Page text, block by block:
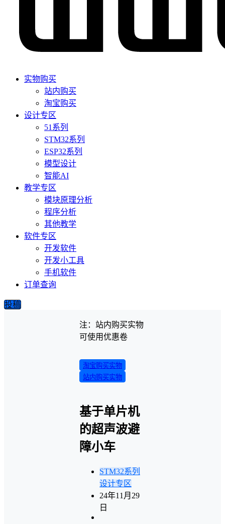
实物购买
站内购买
淘宝购买
设计专区
51系列
STM32系列
ESP32系列
模型设计
智能AI
教学专区
模块原理分析
程序分析
其他教学
软件专区
开发软件
开发小工具
手机软件
订单查询
投稿
注：站内购买实物
可使用优惠卷
淘宝购买实物
站内购买实物
基于单片机
的超声波避
障小车
STM32系列
设计专区
24年11月29
日